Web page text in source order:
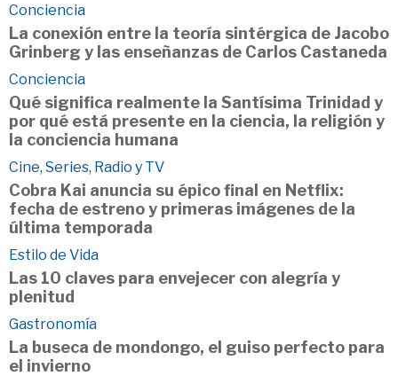
Conciencia
La conexión entre la teoría sintérgica de Jacobo
Grinberg y las enseñanzas de Carlos Castaneda
Conciencia
Qué significa realmente la Santísima Trinidad y
por qué está presente en la ciencia, la religión y
la conciencia humana
Cine, Series, Radio y TV
Cobra Kai anuncia su épico final en Netflix:
fecha de estreno y primeras imágenes de la
última temporada
Estilo de Vida
Las 10 claves para envejecer con alegría y
plenitud
Gastronomía
La buseca de mondongo, el guiso perfecto para
el invierno